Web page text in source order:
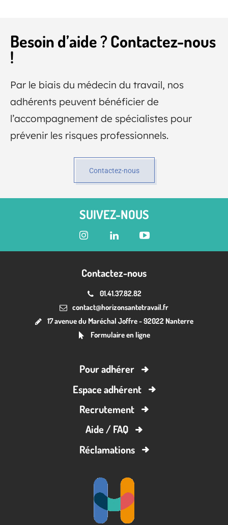
Besoin d’aide ? Contactez-nous
!
Par le biais du médecin du travail, nos
adhérents peuvent bénéficier de
l’accompagnement de spécialistes pour
prévenir les risques professionnels.
Contactez-nous
SUIVEZ-NOUS
Contactez-nous
01.41.37.82.82
contact@horizonsantetravail.fr
17 avenue du Maréchal Joffre - 92022 Nanterre
Formulaire en ligne
Pour adhérer
Espace adhérent
Recrutement
Aide / FAQ
Réclamations